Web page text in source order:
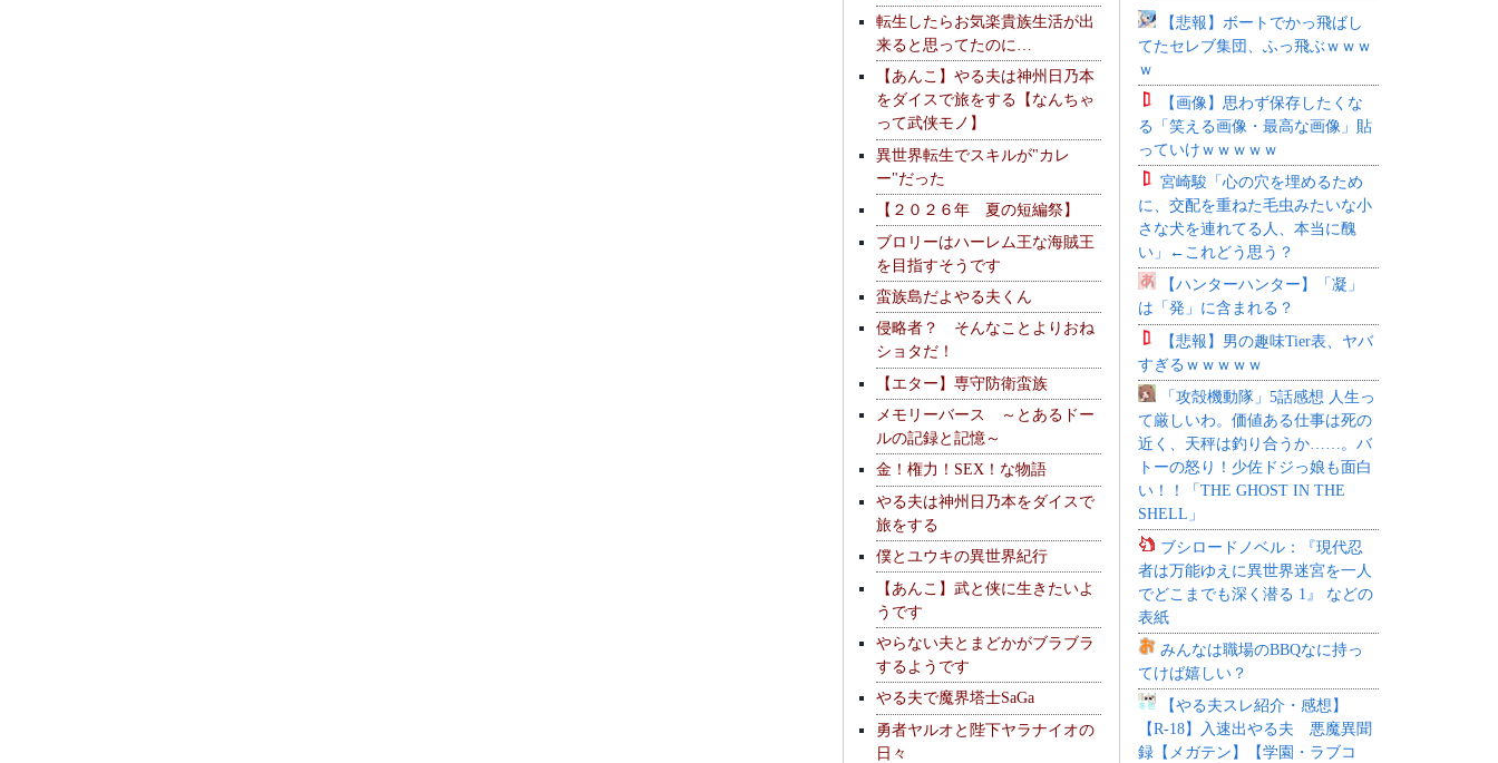
転生したらお気楽貴族生活が出
来ると思ってたのに…
【あんこ】やる夫は神州日乃本
をダイスで旅をする【なんちゃ
って武侠モノ】
異世界転生でスキルが"カレ
ー"だった
【２０２６年 夏の短編祭】
ブロリーはハーレム王な海賊王
を目指すそうです
蛮族島だよやる夫くん
侵略者？ そんなことよりおね
ショタだ！
【エター】専守防衛蛮族
メモリーバース ～とあるドー
ルの記録と記憶～
金！権力！SEX！な物語
やる夫は神州日乃本をダイスで
旅をする
僕とユウキの異世界紀行
【あんこ】武と侠に生きたいよ
うです
やらない夫とまどかがブラブラ
するようです
やる夫で魔界塔士SaGa
勇者ヤルオと陛下ヤラナイオの
日々
【悲報】ボートでかっ飛ばし
てたセレブ集団、ふっ飛ぶｗｗｗ
ｗ
【画像】思わず保存したくな
る「笑える画像・最高な画像」貼
っていけｗｗｗｗｗ
宮崎駿「心の穴を埋めるため
に、交配を重ねた毛虫みたいな小
さな犬を連れてる人、本当に醜
い」←これどう思う？
【ハンターハンター】「凝」
は「発」に含まれる？
【悲報】男の趣味Tier表、ヤバ
すぎるｗｗｗｗｗ
「攻殻機動隊」5話感想 人生っ
て厳しいわ。価値ある仕事は死の
近く、天秤は釣り合うか……。バ
トーの怒り！少佐ドジっ娘も面白
い！！「THE GHOST IN THE
SHELL」
ブシロードノベル：『現代忍
者は万能ゆえに異世界迷宮を一人
でどこまでも深く潜る 1』 などの
表紙
みんなは職場のBBQなに持っ
てけば嬉しい？
【やる夫スレ紹介・感想】
【R-18】入速出やる夫 悪魔異聞
録【メガテン】【学園・ラブコ